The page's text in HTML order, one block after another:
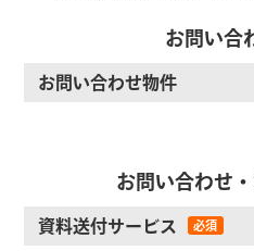
お問い合
お問い合わせ物件
お問い合わせ
資料送付サービス